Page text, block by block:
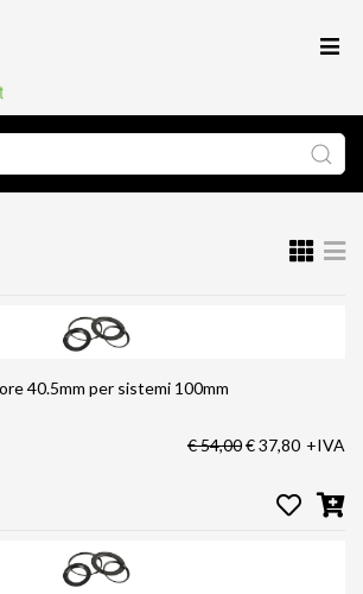
40.5mm per sistemi 100mm
€ 54,00€ 37,80 +IVA